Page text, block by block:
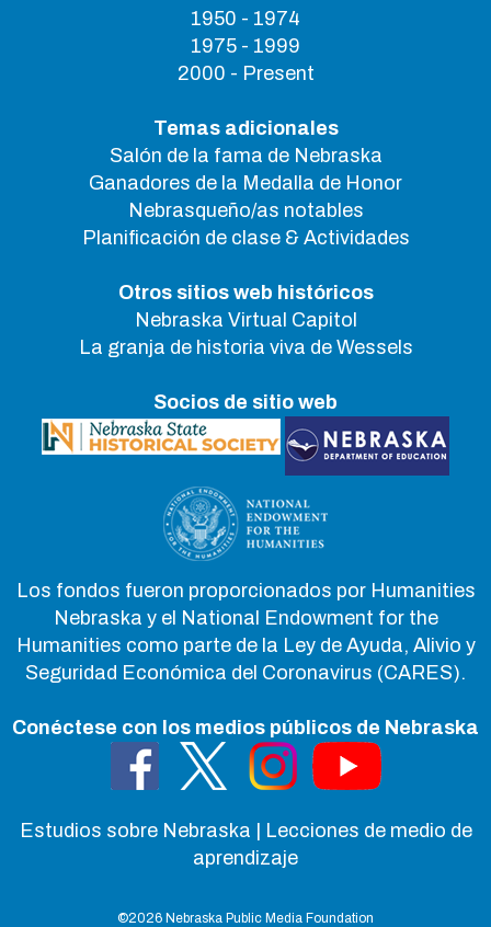
1950 - 1974
1975 - 1999
2000 - Present
Temas adicionales
Salón de la fama de Nebraska
Ganadores de la Medalla de Honor
Nebrasqueño/as notables
Planificación de clase & Actividades
Otros sitios web históricos
Nebraska Virtual Capitol
La granja de historia viva de Wessels
Socios de sitio web
Los fondos fueron proporcionados por Humanities
Nebraska y el National Endowment for the
Humanities como parte de la Ley de Ayuda, Alivio y
Seguridad Económica del Coronavirus (CARES).
Conéctese con los medios públicos de Nebraska
Estudios sobre Nebraska | Lecciones de medio de
aprendizaje
©2026 Nebraska Public Media Foundation